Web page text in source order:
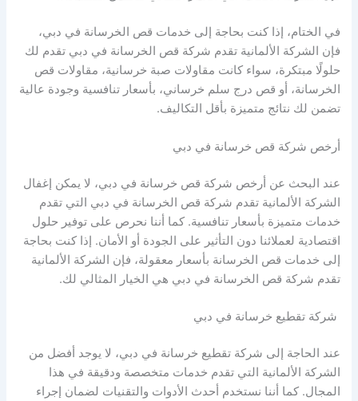
في الختام، إذا كنت بحاجة إلى خدمات قص الخرسانة في دبي،
فإن الشركة الألمانية تقدم شركة قص الخرسانة في دبي تقدم لك
حلولًا مبتكرة، سواء كانت مقاولات صبة خرسانية، مقاولات قص
الخرسانة، أو قص درج سلم خرساني، بأسعار تنافسية وجودة عالية
تضمن لك نتائج متميزة بأقل التكاليف.
أرخص شركة قص خرسانة في دبي
عند البحث عن أرخص شركة قص خرسانة في دبي، لا يمكن إغفال
الشركة الألمانية تقدم شركة قص الخرسانة في دبي التي تقدم
خدمات متميزة بأسعار تنافسية. كما أننا نحرص على توفير حلول
اقتصادية لعملائنا دون التأثير على الجودة أو الأمان. إذا كنت بحاجة
إلى خدمات قص الخرسانة بأسعار معقولة، فإن الشركة الألمانية
تقدم شركة قص الخرسانة في دبي هي الخيار المثالي لك.
شركة تقطيع خرسانة في دبي
عند الحاجة إلى شركة تقطيع خرسانة في دبي، لا يوجد أفضل من
الشركة الألمانية التي تقدم خدمات متخصصة ودقيقة في هذا
المجال. كما أننا نستخدم أحدث الأدوات والتقنيات لضمان إجراء